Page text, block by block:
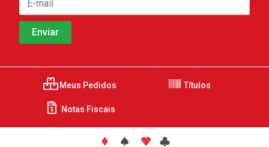
Meus Pedidos Títulos
Notas Fiscais